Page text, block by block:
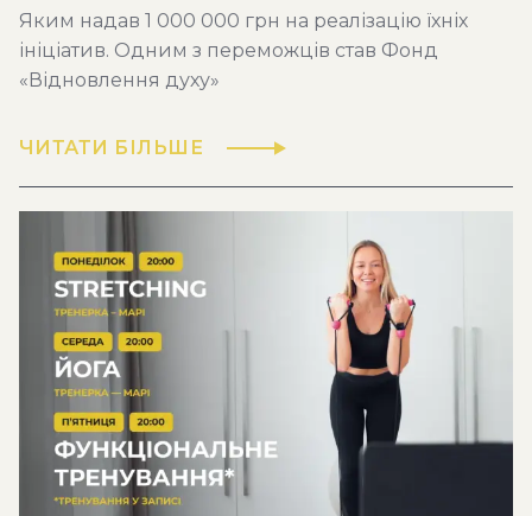
Яким надав 1 000 000 грн на реалізацію їхніх
ініціатив. Одним з переможців став Фонд
«Відновлення духу»
ЧИТАТИ БІЛЬШЕ